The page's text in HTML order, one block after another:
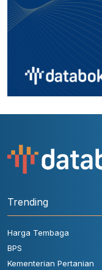
Trending
Harga Tembaga
BPS
Kementerian Pertanian